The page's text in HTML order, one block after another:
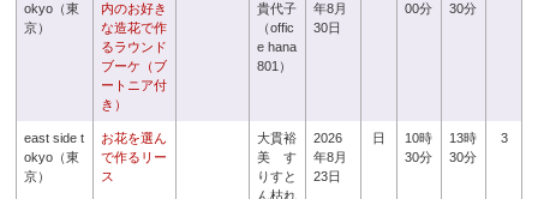
okyo（東
京）
内のお好き
な造花で作
るラウンド
ブーケ（ブ
ートニア付
き）
貴代子
（offic
e hana
801）
年8月
30日
00分
30分
east side t
okyo（東
京）
お花を選ん
で作るリー
ス
大貫裕
美 す
りすと
ん枯れ
2026
年8月
23日
日
10時
30分
13時
30分
3